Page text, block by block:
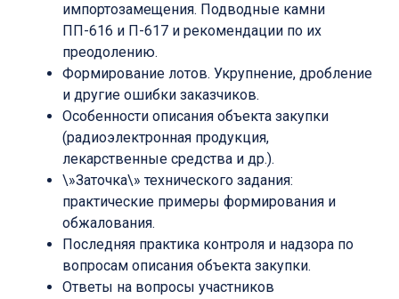
импортозамещения. Подводные камни
ПП-616 и П-617 и рекомендации по их
преодолению.
Формирование лотов. Укрупнение, дробление
и другие ошибки заказчиков.
Особенности описания объекта закупки
(радиоэлектронная продукция,
лекарственные средства и др.).
\»Заточка\» технического задания:
практические примеры формирования и
обжалования.
Последняя практика контроля и надзора по
вопросам описания объекта закупки.
Ответы на вопросы участников